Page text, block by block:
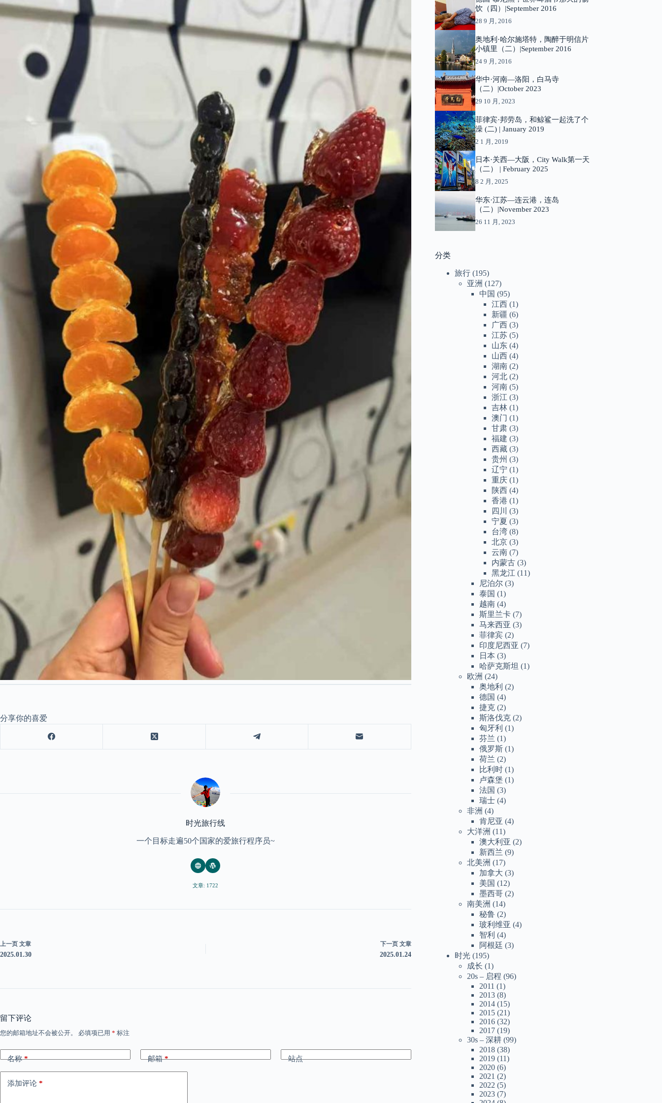
分享你的喜爱
时光旅行线
一个目标走遍50个国家的爱旅行程序员~
文章: 1722
上一页 文章
2025.01.30
下一页 文章
2025.01.24
留下评论
您的邮箱地址不会被公开。 必填项已用 * 标注
名称* 邮箱* 站点
添加评论 *
饮（四）|September 2016
28 9 月, 2016
奥地利·哈尔施塔特，陶醉于明信片
小镇里（二）|September 2016
24 9 月, 2016
华中·河南—洛阳，白马寺
（二）|October 2023
29 10 月, 2023
菲律宾·邦劳岛，和鲸鲨一起洗了个
澡 (二) | January 2019
2 1 月, 2019
日本·关西—大阪，City Walk第一天
（二） | February 2025
8 2 月, 2025
华东·江苏—连云港，连岛
（二）|November 2023
26 11 月, 2023
分类
旅行 (195)
亚洲 (127)
中国 (95)
江西 (1)
新疆 (6)
广西 (3)
江苏 (5)
山东 (4)
山西 (4)
湖南 (2)
河北 (2)
河南 (5)
浙江 (3)
吉林 (1)
澳门 (1)
甘肃 (3)
福建 (3)
西藏 (3)
贵州 (3)
辽宁 (1)
重庆 (1)
陕西 (4)
香港 (1)
四川
(3)
宁夏 (3)
台湾 (8)
北京 (3)
云南 (7)
内蒙古 (3)
黑龙江 (11)
尼泊尔 (3)
泰国 (1)
越南 (4)
斯里兰卡 (7)
马来西亚 (3)
菲律宾 (2)
印度尼西亚 (7)
日本 (3)
哈萨克斯坦 (1)
欧洲 (24)
奥地利 (2)
德国 (4)
捷克 (2)
斯洛伐克 (2)
匈牙利 (1)
芬兰 (1)
俄罗斯 (1)
荷兰 (2)
比利时 (1)
卢森堡 (1)
法国 (3)
瑞士 (4)
非洲 (4)
肯尼亚 (4)
大洋洲 (11)
澳大利亚 (2)
新西兰 (9)
北美洲 (17)
加拿大 (3)
美国 (12)
墨西哥 (2)
南美洲 (14)
秘鲁 (2)
玻利维亚 (4)
智利 (4)
阿根廷 (3)
时光 (195)
成长 (1)
20s – 启程 (96)
2011 (1)
2013 (8)
2014 (15)
2015 (21)
2016 (32)
2017 (19)
30s – 深耕 (99)
2018 (38)
2019 (11)
2020 (6)
2021 (2)
2022 (5)
2023 (7)